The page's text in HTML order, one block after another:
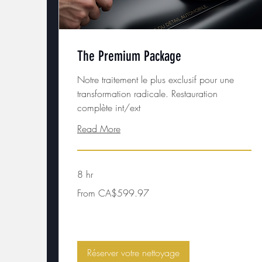
The Premium Package
Notre traitement le plus exclusif pour une
transformation radicale. Restauration
complète int/ext
Read More
8 hr
599.97
From CA$599.97
Réserver votre nettoyage